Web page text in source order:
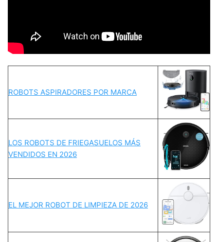
ROBOTS ASPIRADORES POR MARCA
LOS ROBOTS DE FRIEGASUELOS MÁS
VENDIDOS EN 2026
EL MEJOR ROBOT DE LIMPIEZA DE 2026